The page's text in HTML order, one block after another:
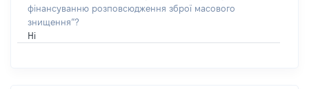
фінансуванню розповсюдження зброї масового
знищення”?
Ні